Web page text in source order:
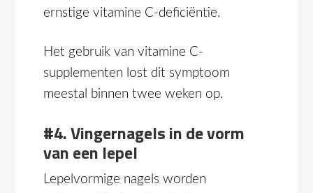
ernstige vitamine C-deficiëntie.
Het gebruik van vitamine C-
supplementen lost dit symptoom
meestal binnen twee weken op.
#4. Vingernagels in de vorm
van een lepel
Lepelvormige nagels worden